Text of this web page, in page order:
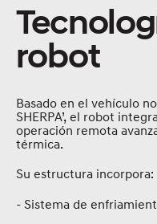
robot
Basado en el vehículo
SHERPA’, el robot
operación remota
térmica.
Su estructura incorpora:
- Sistema de